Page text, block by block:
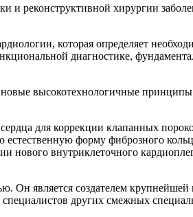
реконструктивной хирургии
которая определяет
диагностике,
высокотехнологичные
для коррекции клапанных
форму фиброзного
внутриклеточного
Он является создателем крупнейшей
других смежных